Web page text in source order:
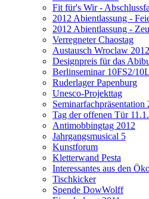
Fit für's Wir -
2012 Abientlassung -
2012 Abientlassung -
Verregneter Chaostag
Austausch Wroclaw 2012
Designpreis für das
Berlinseminar 10FS2/
Ruderlager Papenburg
Unesco-Projekttag
Seminarfachpräsentation
Tag der offenen Tür
Antimobbingtag 2012
Jahrgangsmusical 5
Kunstforum
Kletterwand Pesta
Interessantes aus den
Tischkicker
Spende DowWolff